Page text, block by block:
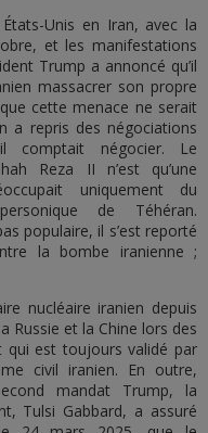
Unis en Iran, avec la
et les manifestations
Trump a annoncé qu’il
massacrer son propre
cette menace ne serait
a repris des négociations
comptait négocier. Le
Reza II n’est qu’une
uniquement du
de Téhéran.
populaire, il s’est reporté
la bombe iranienne ;
nucléaire iranien depuis
Russie et la Chine lors des
qui est toujours validé par
civil iranien. En outre,
mandat Trump, la
Tulsi Gabbard, a assuré